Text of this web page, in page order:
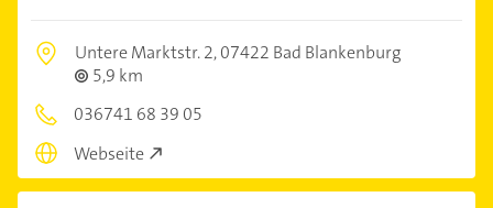
Untere Marktstr. 2,07422 Bad Blankenburg
5,9 km
036741 68 39 05
Webseite